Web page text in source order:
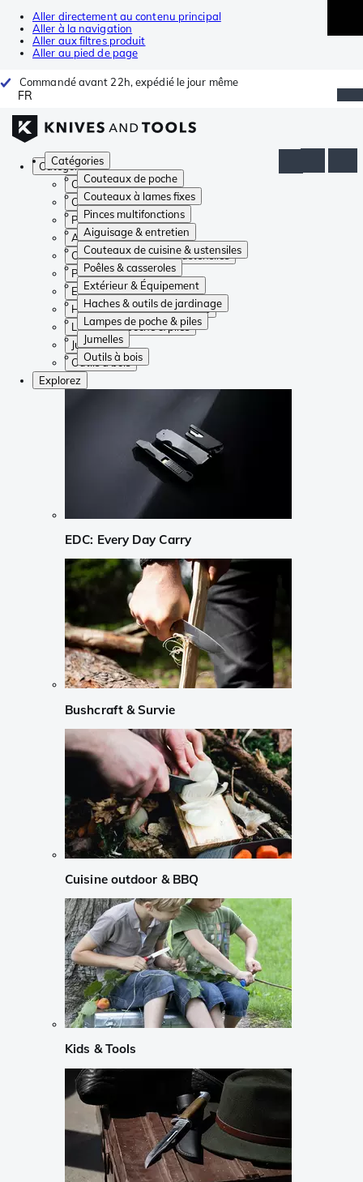
Aller directement au contenu principal
Aller à la navigation
Aller aux filtres produit
Aller au pied de page
Commandé avant 22h, expédié le jour même
FR
Catégories
Couteaux de poche
Couteaux à lames fixes
Pinces multifonctions
Aiguisage & entretien
Couteaux de cuisine & ustensiles
Poêles & casseroles
Extérieur & Équipement
Haches & outils de jardinage
Lampes de poche & piles
Jumelles
Outils à bois
Catégories
Couteaux de poche
Couteaux à lames fixes
Pinces multifonctions
Aiguisage & entretien
Couteaux de cuisine & ustensiles
Poêles & casseroles
Extérieur & Équipement
Haches & outils de jardinage
Lampes de poche & piles
Jumelles
Outils à bois
Explorez
EDC: Every Day Carry
Bushcraft & Survie
Cuisine outdoor & BBQ
Kids & Tools